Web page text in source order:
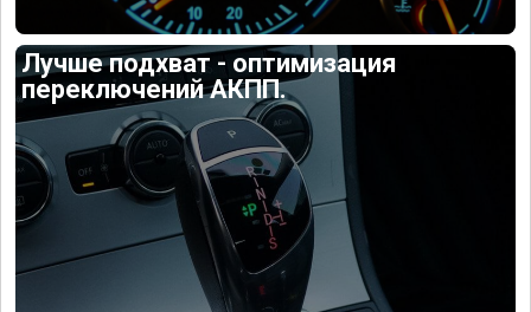
Лучше подхват - оптимизация
переключений АКПП.